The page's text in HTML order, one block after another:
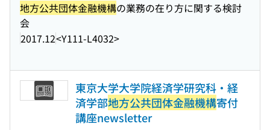
地方公共団体金融機構の業務の在り方に関する検討
会
2017.12<Y111-L4032>
東京大学大学院経済学研究科・経
済学部地方公共団体金融機構寄付
講座newsletter